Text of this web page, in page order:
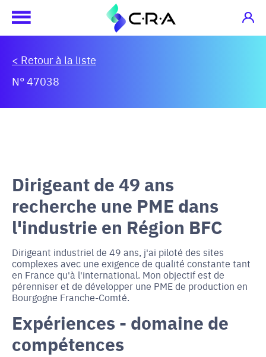
< Retour à la liste
N° 47038
Dirigeant de 49 ans
recherche une PME dans
l'industrie en Région BFC
Dirigeant industriel de 49 ans, j'ai piloté des sites
complexes avec une exigence de qualité constante tant
en France qu'à l'international. Mon objectif est de
pérenniser et de développer une PME de production en
Bourgogne Franche-Comté.
Expériences - domaine de
compétences